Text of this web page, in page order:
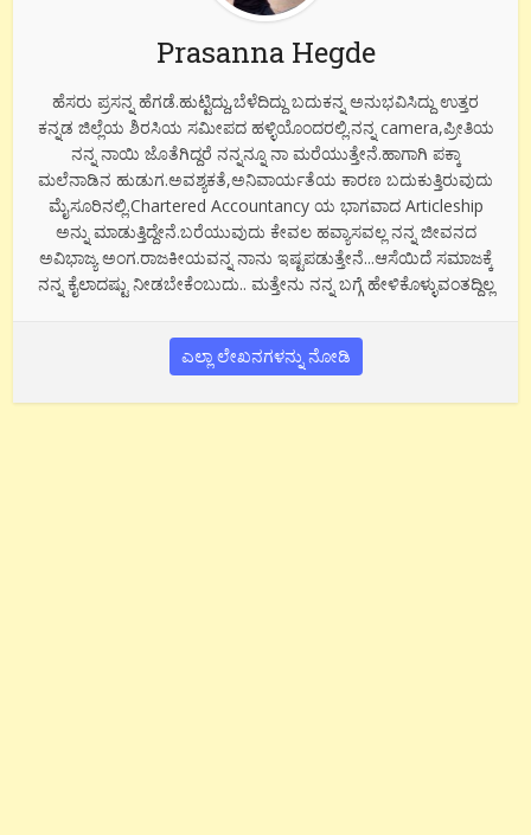
Prasanna Hegde
ಹೆಸರು ಪ್ರಸನ್ನ ಹೆಗಡೆ.ಹುಟ್ಟಿದ್ದು,ಬೆಳೆದಿದ್ದು ಬದುಕನ್ನ ಅನುಭವಿಸಿದ್ದು ಉತ್ತರ
ಕನ್ನಡ ಜಿಲ್ಲೆಯ ಶಿರಸಿಯ ಸಮೀಪದ ಹಳ್ಳಿಯೊಂದರಲ್ಲಿ.ನನ್ನ camera,ಪ್ರೀತಿಯ
ನನ್ನ ನಾಯಿ ಜೊತೆಗಿದ್ದರೆ ನನ್ನನ್ನೂ ನಾ ಮರೆಯುತ್ತೇನೆ.ಹಾಗಾಗಿ ಪಕ್ಕಾ
ಮಲೆನಾಡಿನ ಹುಡುಗ.ಅವಶ್ಯಕತೆ,ಅನಿವಾರ್ಯತೆಯ ಕಾರಣ ಬದುಕುತ್ತಿರುವುದು
ಮೈಸೂರಿನಲ್ಲಿ.Chartered Accountancy ಯ ಭಾಗವಾದ Articleship
ಅನ್ನು ಮಾಡುತ್ತಿದ್ದೇನೆ.ಬರೆಯುವುದು ಕೇವಲ ಹವ್ಯಾಸವಲ್ಲ ನನ್ನ ಜೀವನದ
ಅವಿಭಾಜ್ಯ ಅಂಗ.ರಾಜಕೀಯವನ್ನ ನಾನು ಇಷ್ಟಪಡುತ್ತೇನೆ...ಆಸೆಯಿದೆ ಸಮಾಜಕ್ಕೆ
ನನ್ನ ಕೈಲಾದಷ್ಟು ನೀಡಬೇಕೆಂಬುದು.. ಮತ್ತೇನು ನನ್ನ ಬಗ್ಗೆ ಹೇಳಿಕೊಳ್ಳುವಂತದ್ದಿಲ್ಲ
ಎಲ್ಲಾ ಲೇಖನಗಳನ್ನು ನೋಡಿ